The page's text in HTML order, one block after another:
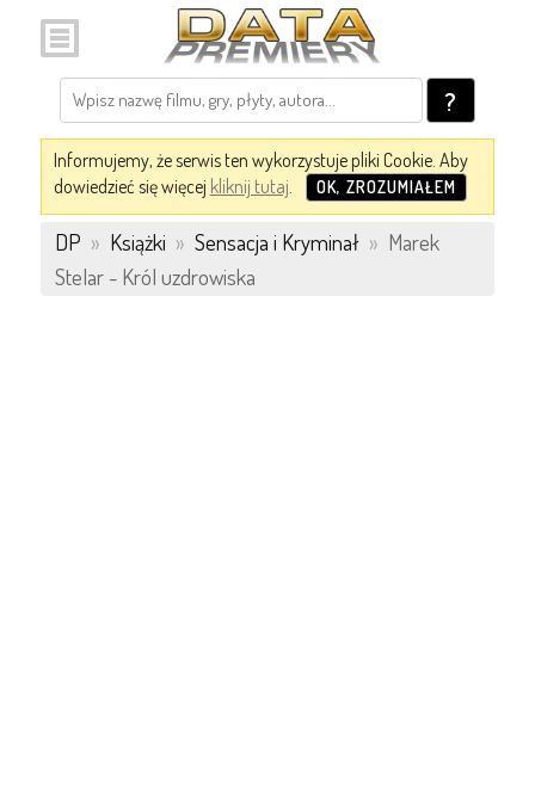
?
Informujemy, że serwis ten wykorzystuje pliki Cookie. Aby
dowiedzieć się więcej kliknij tutaj. OK, ZROZUMIAŁEM
DP » Książki » Sensacja i Kryminał » Marek
Stelar - Król uzdrowiska